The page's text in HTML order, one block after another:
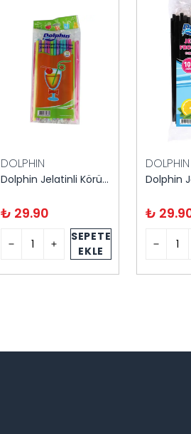
DOLPHIN
Dolphin Jelatinli Körüklü Pipet 50'li
₺ 29.90
SEPETE
EKLE
DOLPHIN
₺